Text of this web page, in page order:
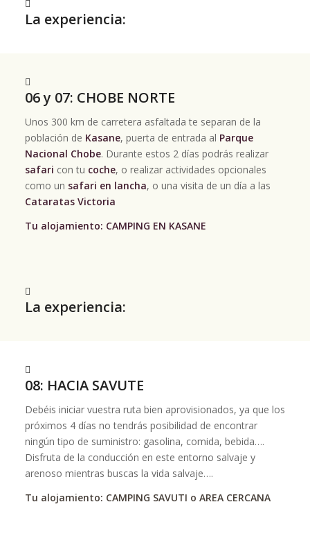
La experiencia:
06 y 07: CHOBE NORTE
Unos 300 km de carretera asfaltada te separan de la
población de Kasane, puerta de entrada al Parque
Nacional Chobe. Durante estos 2 días podrás realizar
safari con tu coche, o realizar actividades opcionales
como un safari en lancha, o una visita de un día a las
Cataratas Victoria
Tu alojamiento: CAMPING EN KASANE
La experiencia:
08: HACIA SAVUTE
Debéis iniciar vuestra ruta bien aprovisionados, ya que los
próximos 4 días no tendrás posibilidad de encontrar
ningún tipo de suministro: gasolina, comida, bebida….
Disfruta de la conducción en este entorno salvaje y
arenoso mientras buscas la vida salvaje….
Tu alojamiento: CAMPING SAVUTI o AREA CERCANA